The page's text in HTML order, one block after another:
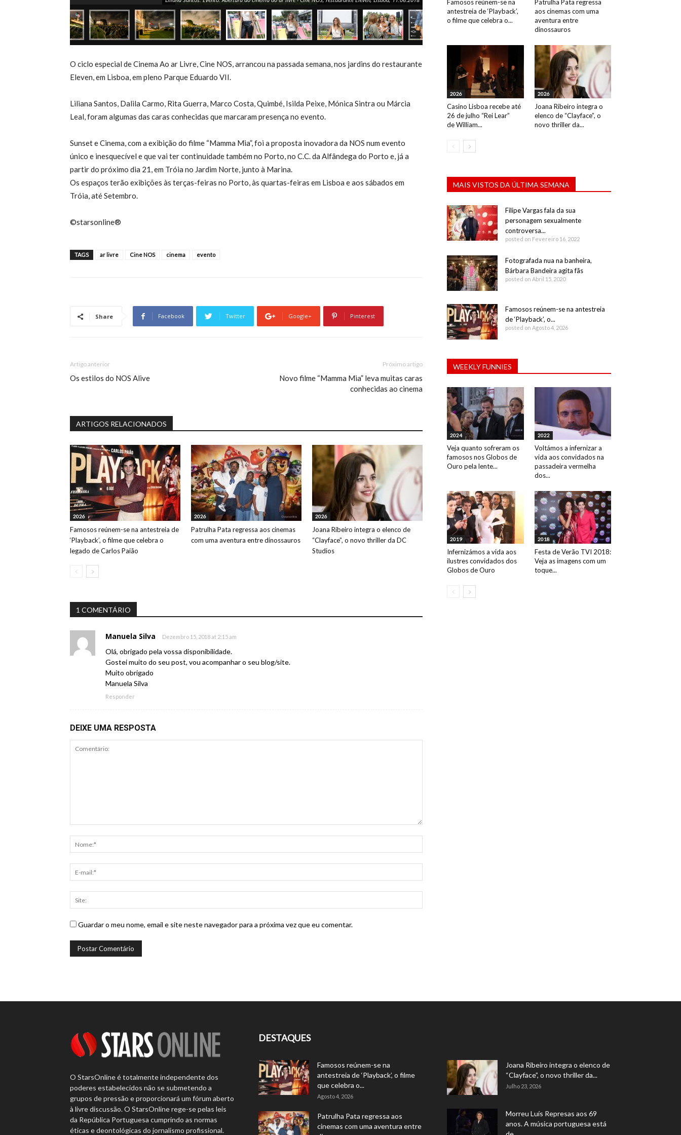
O ciclo especial de Cinema Ao ar Livre, Cine NOS, arrancou na passada semana, nos jardins do restaurante
Eleven, em Lisboa, em pleno Parque Eduardo VII.
Liliana Santos, Dalila Carmo, Rita Guerra, Marco Costa, Quimbé, Isilda Peixe, Mónica Sintra ou Márcia
Leal, foram algumas das caras conhecidas que marcaram presença no evento.
Sunset e Cinema, com a exibição do filme “Mamma Mia”, foi a proposta inovadora da NOS num evento
único e inesquecível e que vai ter continuidade também no Porto, no C.C. da Alfândega do Porto e, já a
partir do próximo dia 21, em Tróia no Jardim Norte, junto à Marina.
Os espaços terão exibições às terças-feiras no Porto, às quartas-feiras em Lisboa e aos sábados em
Tróia, até Setembro.
©starsonline®
TAGS ar livre Cine NOS cinema evento
Share Facebook Twitter Google+ Pinterest
Artigo anterior
Os estilos do NOS Alive
Próximo artigo
Novo filme “Mamma Mia” leva muitas caras
conhecidas ao cinema
ARTIGOS RELACIONADOS
2026
Famosos reúnem-se na antestreia de
‘Playback’, o filme que celebra o
legado de Carlos Paião
2026
Patrulha Pata regressa aos cinemas
com uma aventura entre dinossauros
2026
Joana Ribeiro integra o elenco de
“Clayface”, o novo thriller da DC
Studios
1 COMENTÁRIO
Manuela Silva Dezembro 15, 2018 at 2:15 am
Olá, obrigado pela vossa disponibilidade.
Gostei muito do seu post, vou acompanhar o seu blog/site.
Muito obrigado
Manuela Silva
Responder
DEIXE UMA RESPOSTA
Guardar o meu nome, email e site neste navegador para a próxima vez que eu comentar.
Famosos reúnem-se na
antestreia de ‘Playback’,
o filme que celebra o...
Patrulha Pata regressa
aos cinemas com uma
aventura entre
dinossauros
2026
Casino Lisboa recebe até
26 de julho “Rei Lear”
de William...
2026
Joana Ribeiro integra o
elenco de “Clayface”, o
novo thriller da...
MAIS VISTOS DA ÚLTIMA SEMANA
Filipe Vargas fala da sua
personagem sexualmente
controversa...
posted on Fevereiro 16, 2022
Fotografada nua na banheira,
Bárbara Bandeira agita fãs
posted on Abril 15, 2020
Famosos reúnem-se na antestreia
de ‘Playback’, o...
posted on Agosto 4, 2026
WEEKLY FUNNIES
2024
Veja quanto sofreram os
famosos nos Globos de
Ouro pela lente...
2022
Voltámos a infernizar a
vida aos convidados na
passadeira vermelha
dos...
2019
Infernizámos a vida aos
ilustres convidados dos
Globos de Ouro
2018
Festa de Verão TVI 2018:
Veja as imagens com um
toque...
O StarsOnline é totalmente independente dos
poderes estabelecidos não se submetendo a
grupos de pressão e proporcionará um fórum aberto
à livre discussão. O StarsOnline rege-se pelas leis
da República Portuguesa cumprindo as normas
éticas e deontológicas do jornalismo profissional.
DESTAQUES
Famosos reúnem-se na
antestreia de ‘Playback’, o filme
que celebra o...
Agosto 4, 2026
Patrulha Pata regressa aos
cinemas com uma aventura entre
Joana Ribeiro integra o elenco de
“Clayface”, o novo thriller da...
Julho 23, 2026
Morreu Luís Represas aos 69
anos. A música portuguesa está